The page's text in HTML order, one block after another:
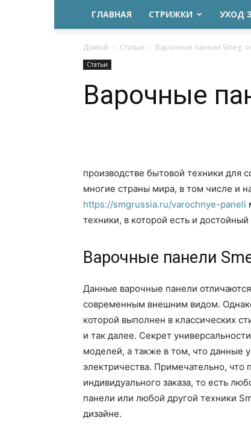
ГЛАВНАЯ СТРИЖКИ УХОД
Домой Статьи Варочные панели Smeg:
Статьи
Варочные
производстве бытовой техники для
многие страны мира, в том числе и
https://smgrussia.ru/varochnye-paneli
техники, в которой есть и
Варочные панели
Данные варочные панели
современным внешним видом.
которой выполнен в классических
и так далее. Секрет
моделей, а также в том, что данные
электричества. Примечательно, что
индивидуального заказа, то есть
панели или любой другой техники
дизайне.